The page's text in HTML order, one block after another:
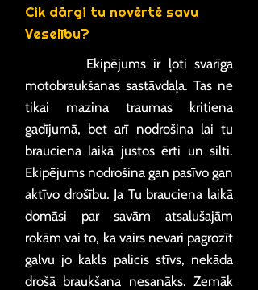
Cik dārgi tu novērtē savu
Veselību?
Ekipējums ir ļoti svarīga
motobraukšanas sastāvdaļa. Tas ne
tikai mazina traumas kritiena
gadījumā, bet arī nodrošina lai tu
brauciena laikā justos ērti un silti.
Ekipējums nodrošina gan pasīvo gan
aktīvo drošību. Ja Tu brauciena laikā
domāsi par savām atsalušajām
rokām vai to, ka vairs nevari pagrozīt
galvu jo kakls palicis stīvs, nekāda
drošā braukšana nesanāks. Zemāk